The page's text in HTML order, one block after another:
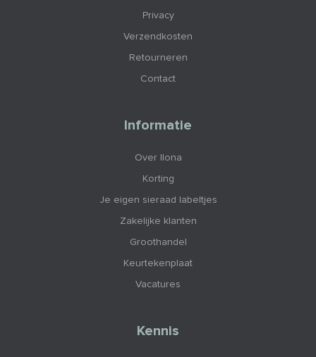
Privacy
Verzendkosten
Retourneren
Contact
Informatie
Over Ilona
Korting
Je eigen sieraad labeltjes
Zakelijke klanten
Groothandel
Keurtekenplaat
Vacatures
Kennis